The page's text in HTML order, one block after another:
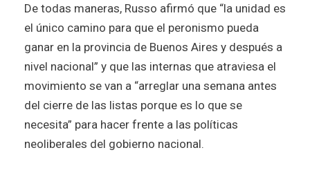
De todas maneras, Russo afirmó que “la unidad es
el único camino para que el peronismo pueda
ganar en la provincia de Buenos Aires y después a
nivel nacional” y que las internas que atraviesa el
movimiento se van a “arreglar una semana antes
del cierre de las listas porque es lo que se
necesita” para hacer frente a las políticas
neoliberales del gobierno nacional.